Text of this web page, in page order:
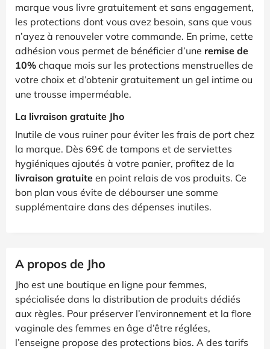
marque vous livre gratuitement et sans engagement,
les protections dont vous avez besoin, sans que vous
n’ayez à renouveler votre commande. En prime, cette
adhésion vous permet de bénéficier d’une remise de
10% chaque mois sur les protections menstruelles de
votre choix et d’obtenir gratuitement un gel intime ou
une trousse imperméable.
La livraison gratuite Jho
Inutile de vous ruiner pour éviter les frais de port chez
la marque. Dès 69€ de tampons et de serviettes
hygiéniques ajoutés à votre panier, profitez de la
livraison gratuite en point relais de vos produits. Ce
bon plan vous évite de débourser une somme
supplémentaire dans des dépenses inutiles.
A propos de Jho
Jho est une boutique en ligne pour femmes,
spécialisée dans la distribution de produits dédiés
aux règles. Pour préserver l’environnement et la flore
vaginale des femmes en âge d’être réglées,
l’enseigne propose des protections bios. A des tarifs